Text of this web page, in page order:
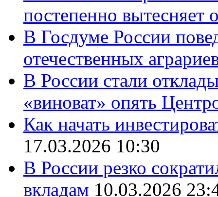
постепенно вытесняет
В Госдуме России
отечественных
В России стали
«виноват» опять
Как начать
17.03.2026 10:30
В России резко
вкладам 10.03.2026